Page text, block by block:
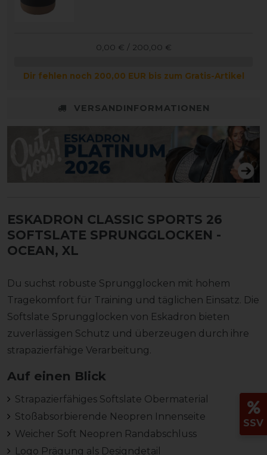
0,00 € / 200,00 €
Dir fehlen noch 200,00 EUR bis zum Gratis-Artikel
VERSANDINFORMATIONEN
ESKADRON CLASSIC SPORTS 26
SOFTSLATE SPRUNGGLOCKEN -
OCEAN, XL
Du suchst robuste Sprungglocken mit hohem
Tragekomfort für Training und täglichen Einsatz. Die
Softslate Sprungglocken von Eskadron bieten
zuverlässigen Schutz und überzeugen durch ihre
strapazierfähige Verarbeitung.
Auf einen Blick
Strapazierfähiges Softslate Obermaterial
Stoßabsorbierende Neopren Innenseite
Weicher Soft Neopren Randabschluss
Logo Prägung als Designdetail
SSV